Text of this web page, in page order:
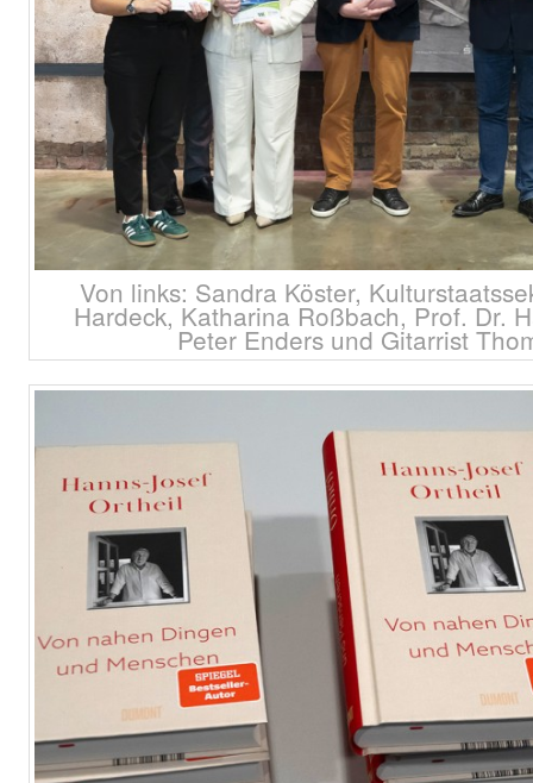
Von links: Sandra Köster,
Hardeck, Katharina Roßbach, Prof. Dr.
Peter Enders und Gitarrist